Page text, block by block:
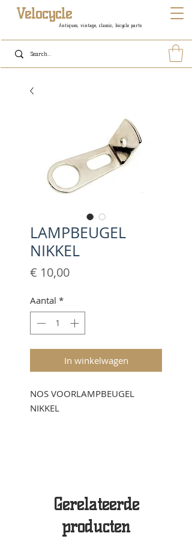
Antiques, vintage, classic, bicycle parts
Velocycle
LAMPBEUGEL
NIKKEL
€ 10,00Prijs
Aantal *
In winkelwagen
NOS VOORLAMPBEUGEL
NIKKEL
Gerelateerde
producten